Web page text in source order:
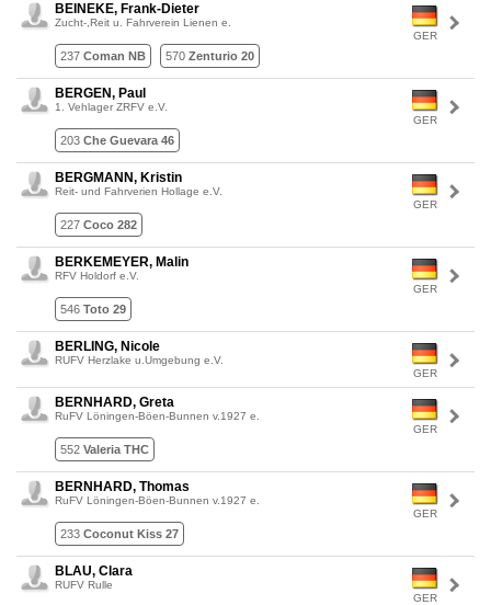
GER
BEINEKE, Frank-Dieter
Zucht-,Reit u. Fahrverein Lienen e.
237 Coman NB 570 Zenturio 20
GER
BERGEN, Paul
1. Vehlager ZRFV e.V.
203 Che Guevara 46
GER
BERGMANN, Kristin
Reit- und Fahrverien Hollage e.V.
227 Coco 282
GER
BERKEMEYER, Malin
RFV Holdorf e.V.
546 Toto 29
GER
BERLING, Nicole
RUFV Herzlake u.Umgebung e.V.
GER
BERNHARD, Greta
RuFV Löningen-Böen-Bunnen v.1927 e.
552 Valeria THC
GER
BERNHARD, Thomas
RuFV Löningen-Böen-Bunnen v.1927 e.
233 Coconut Kiss 27
GER
BLAU, Clara
RUFV Rulle